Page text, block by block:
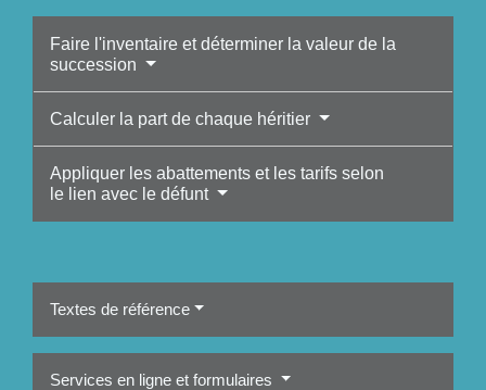
Faire l'inventaire et déterminer la valeur de la
succession
Calculer la part de chaque héritier
Appliquer les abattements et les tarifs selon
le lien avec le défunt
Textes de référence
Services en ligne et formulaires